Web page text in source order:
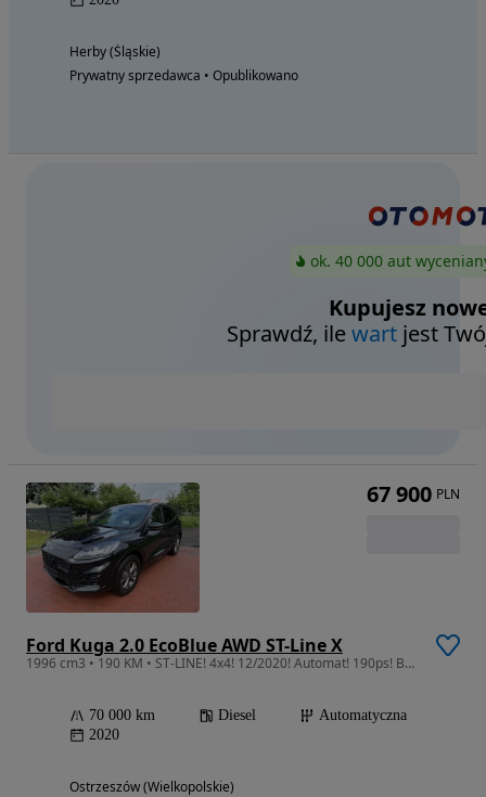
Herby (Śląskie)
Prywatny sprzedawca • Opublikowano
ok. 40 000 aut
Kupujesz
Sprawdź, ilewart jest
Ford Kuga 2.0 EcoBlue AWD ST-Line X
1996 cm3 • 190 KM • ST-LINE! 4x4! 12/2020! Automat! 190ps! BOGATA OPCJA!
70 000 km Diesel
Automatyczna
2020
Ostrzeszów (Wielkopolskie)
67 900 PLN